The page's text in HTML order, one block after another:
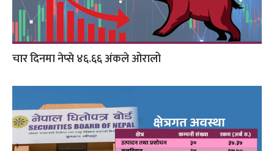
चार दिनमा नेप्से ४६.६६ अंकले ओरालो